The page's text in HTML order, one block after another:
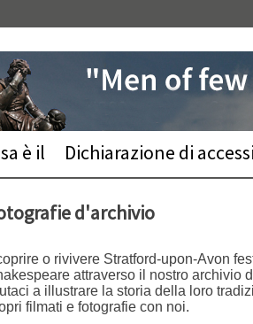
è il Dichiarazione di
d'archivio
o rivivere Stratford-upon-Avon
attraverso il nostro archivio
a illustrare la storia della loro
filmati e fotografie con noi.